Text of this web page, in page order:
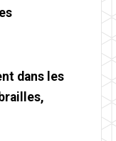
dans les